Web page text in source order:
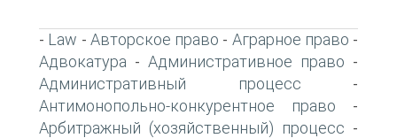
- Law - Авторское право - Аграрное право -
Адвокатура - Административное право -
Административный процесс -
Антимонопольно-конкурентное право -
Арбитражный (хозяйственный) процесс -